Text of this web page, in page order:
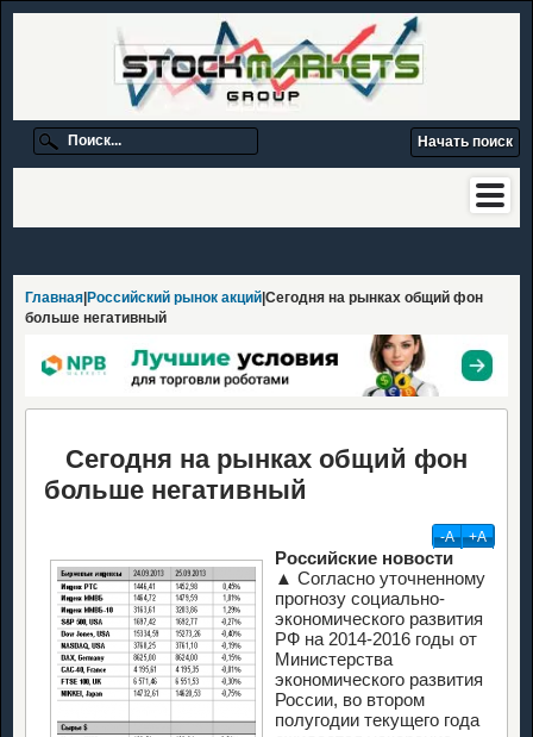
Главная Российский рынок акций |Сегодня на рынках общий фон
больше негативный
Сегодня на рынках общий фон
больше негативный
-А +А
Российские новости
▲ Согласно уточненному
прогнозу социально-
экономического развития
РФ на 2014-2016 годы от
Министерства
экономического развития
России, во втором
полугодии текущего года